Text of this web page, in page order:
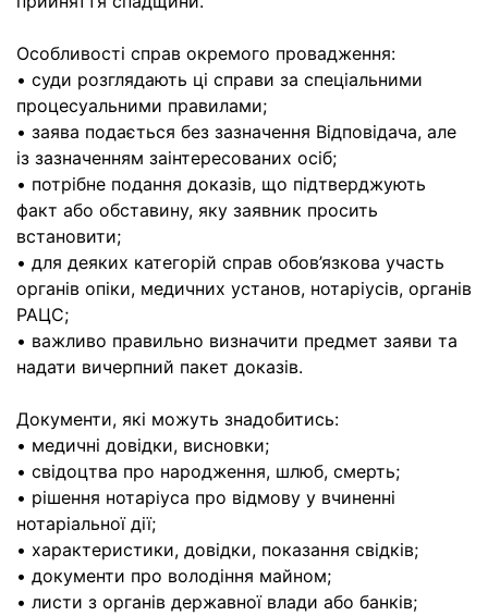
Особливості справ окремого провадження:
• суди розглядають ці справи за спеціальними
процесуальними правилами;
• заява подається без зазначення Відповідача, але
із зазначенням заінтересованих осіб;
• потрібне подання доказів, що підтверджують
факт або обставину, яку заявник просить
встановити;
• для деяких категорій справ обов’язкова участь
органів опіки, медичних установ, нотаріусів, органів
РАЦС;
• важливо правильно визначити предмет заяви та
надати вичерпний пакет доказів.
Документи, які можуть знадобитись:
• медичні довідки, висновки;
• свідоцтва про народження, шлюб, смерть;
• рішення нотаріуса про відмову у вчиненні
нотаріальної дії;
• характеристики, довідки, показання свідків;
• документи про володіння майном;
• листи з органів державної влади або банків;